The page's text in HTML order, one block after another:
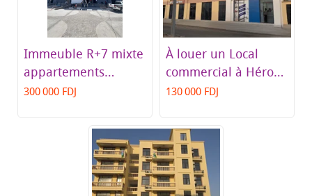
Immeuble R+7 mixte
appartements
bureaux et
300 000 FDJ
À louer un Local
commercial à Héron
avec vue sur mer
130 000 FDJ